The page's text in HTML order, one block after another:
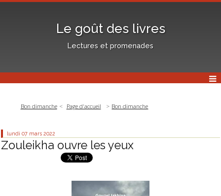
Le goût des livres
Lectures et promenades
Bon dimanche Page d'accueil Bon dimanche
lundi 07 mars 2022
Zouleikha ouvre les yeux